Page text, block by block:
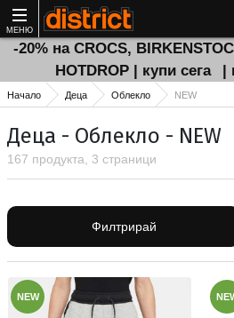
МЕНЮ
-20% на CROCS,
HOTDROP | купи сега
|
Начало Деца Облекло NEW
Деца - Облекло - NEW
167 продукта, 3 страници
Филтрирай
NEW